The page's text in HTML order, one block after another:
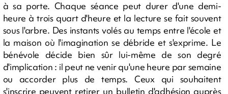
à sa porte. Chaque séance peut durer d'une demi-
heure à trois quart d'heure et la lecture se fait souvent
sous l'arbre. Des instants volés au temps entre l'école et
la maison où l'imagination se débride et s'exprime. Le
bénévole décide bien sûr lui-même de son degré
d'implication : il peut ne venir qu'une heure par semaine
ou accorder plus de temps. Ceux qui souhaitent
s'inscrire peuvent retirer un bulletin d'adhésion auprès